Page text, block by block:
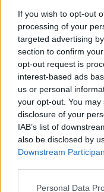
If you wish to opt-out
processing of your
targeted advertising
section to confirm
opt-out request is
interest-based ads
us or personal
your opt-out. You
disclosure of your
IAB’s list of
also be disclosed by
Downstream
Personal Data
+ Letras de Jazz
Lo Mejor del Jazz and Soul
Comentar Letra
Comenta o